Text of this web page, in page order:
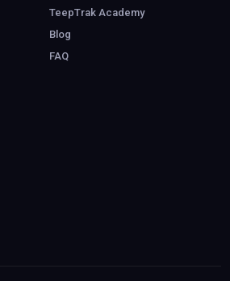
TeepTrak Academy
Blog
FAQ